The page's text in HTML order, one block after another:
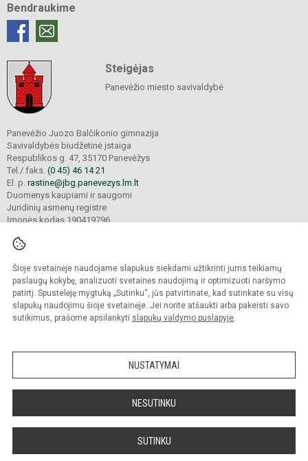
Šioje svetainėje naudojame slapukus siekdami užtikrinti jums teikiamų
paslaugų kokybę, analizuoti svetainės naudojimą ir optimizuoti naršymo
patirtį. Spustelėję mygtuką „Sutinku“, jūs patvirtinate, kad sutinkate su visų
slapukų naudojimu šioje svetainėje. Jei norite atšaukti arba pakeisti savo
sutikimus, prašome apsilankyti slapukų valdymo puslapyje.
NUSTATYMAI
NESUTINKU
SUTINKU
Bendraukime
Steigėjas
Panevėžio miesto savivaldybė
Panevėžio Juozo Balčikonio gimnazija
Savivaldybės biudžetinė įstaiga
Respublikos g. 47, 35170 Panevėžys
Tel./ faks. (0 45) 46 14 21
El. p. rastine@jbg.panevezys.lm.lt
Duomenys kaupiami ir saugomi
Juridinių asmenų registre
Įmonės kodas 190419796
© 2026. Panevėžio Juozo Balčikonio gimnazija. Visos teisės saugomos.
Kopijuoti turinį be raštiško gimnazijos sutikimo griežtai draudžiama.
Prieinamumo paraiška Slapukų politika
Sumanus būdas atnaujinti